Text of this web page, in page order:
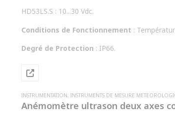
HD53LS.S : 10...30 Vdc.
Conditions de Fonctionnement :
Degré de Protection : IP66.
INSTRUMENTATION, INSTRUMENTS DE MESURE
Anémomètre ultrason deux axes